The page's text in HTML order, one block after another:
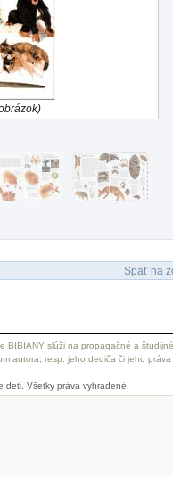
Späť na
BIBIANY slúži na propagačné a
autora, resp. jeho dediča či jeho
Všetky práva vyhradené.